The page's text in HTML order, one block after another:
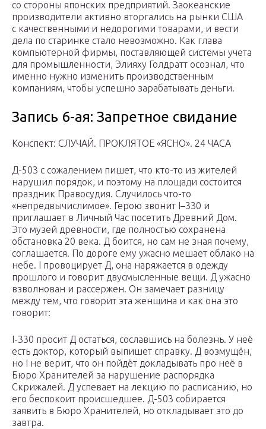
со стороны японских предприятий. Заокеанские
производители активно вторгались на рынки США
с качественными и недорогими товарами, и вести
дела по старинке стало невозможно. Как глава
компьютерной фирмы, поставляющей системы учета
для промышленности, Элияху Голдратт осознал, что
именно нужно изменить производ­ственным
компаниям, чтобы успешно зарабатывать деньги.
Запись 6-ая: Запретное свидание
Конспект: СЛУЧАЙ. ПРОКЛЯТОЕ «ЯСНО». 24 ЧАСА
Д-503 с сожалением пишет, что кто-то из жителей
нарушил порядок, и поэтому на площади состоится
праздник Правосудия. Случилось что-то
«непредвычислимое». Герою звонит I–330 и
приглашает в Личный Час посетить Древний Дом.
Это музей древности, где полностью сохранена
обстановка 20 века. Д боится, но сам не зная почему,
соглашается. По дороге ему ужасно мешает облако на
небе. I провоцирует Д, она наряжается в одежду
прошлого и говорит двусмысленные вещи. Д ужасно
взволнован и рассержен. Он замечает разницу
между тем, что говорит эта женщина и как она это
говорит:
I-330 просит Д остаться, сославшись на болезнь. У неё
есть доктор, который выпишет справку. Д возмущён,
но I не верит, что он пойдёт докладывать про неё в
Бюро Хранителей за нарушение распорядка
Скрижалей. Д успевает на лекцию по расписанию, но
его беспокоит происшедшее. Д-503 собирается
заявить в Бюро Хранителей, но откладывает это до
завтра.